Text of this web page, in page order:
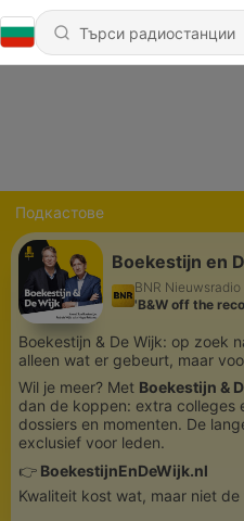
Подкастове
Boekestijn en
BNR Nieuwsradio
'B&W off the
Boekestijn & De Wijk: op zoek
alleen wat er gebeurt, maar
Wil je meer? Met Boekestijn &
dan de koppen: extra colleges
dossiers en momenten. De
exclusief voor leden.
👉 BoekestijnEnDeWijk.nl
Kwaliteit kost wat, maar niet de